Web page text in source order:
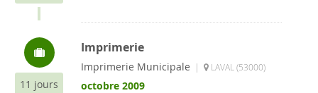
11 jours
Imprimerie
Imprimerie Municipale | LAVAL (53000)
octobre 2009